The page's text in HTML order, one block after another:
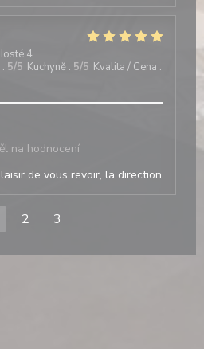
4
: 5/5 Kuchyně : 5/5 Kvalita / Cena :
na hodnocení
de vous revoir, la direction
2 3